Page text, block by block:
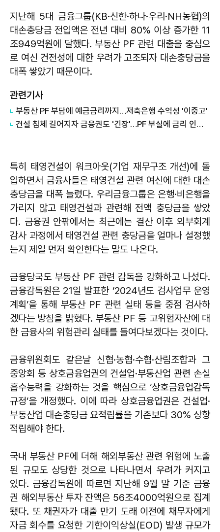
지난해 5대 금융그룹(KB·신한·하나·우리·NH농협)의
대손충당금 전입액은 전년 대비 80% 이상 증가한 11
조949억원에 달했다. 부동산 PF 관련 대출을 중심으
로 여신 건전성에 대한 우려가 고조되자 대손충당금을
대폭 쌓았기 때문이다.
관련기사
부동산 PF 부담에 예금금리까지…저축은행 수익성 '이중고'
건설 침체 길어지자 금융권도 '긴장'…PF 부실에 금리 인상 부담
특히 태영건설이 워크아웃(기업 재무구조 개선)에 돌
입하면서 금융사들은 태영건설 관련 여신에 대한 대손
충당금을 대폭 늘렸다. 우리금융그룹은 은행·비은행을
가리지 않고 태영건설과 관련해 전액 충당금을 쌓았
다. 금융권 안팎에서는 최근에는 결산 이후 외부회계
감사 과정에서 태영건설 관련 충당금을 얼마나 설정했
는지 제일 먼저 확인한다는 말도 나온다.
금융당국도 부동산 PF 관련 감독을 강화하고 나섰다.
금융감독원은 21일 발표한 ‘2024년도 검사업무 운영
계획’을 통해 부동산 PF 관련 실태 등을 중점 검사하
겠다는 방침을 밝혔다. 부동산 PF 등 고위험자산에 대
한 금융사의 위험관리 실태를 들여다보겠다는 것이다.
금융위원회도 같은날 신협·농협·수협·산림조합과 그
중앙회 등 상호금융업권의 건설업·부동산업 관련 손실
흡수능력을 강화하는 것을 핵심으로 ‘상호금융업감독
규정’을 개정했다. 이에 따라 상호금융업권은 건설업·
부동산업 대손충당금 요적립률을 기존보다 30% 상향
적립해야 한다.
국내 부동산 PF에 더해 해외부동산 관련 위험에 노출
된 규모도 상당한 것으로 나타나면서 우려가 커지고
있다. 금융감독원에 따르면 지난해 9월 말 기준 금융
권 해외부동산 투자 잔액은 56조4000억원으로 집계
됐다. 또 채권자가 대출 만기 도래 이전에 채무자에게
자금 회수를 요청한 기한이익상실(EOD) 발생 규모가